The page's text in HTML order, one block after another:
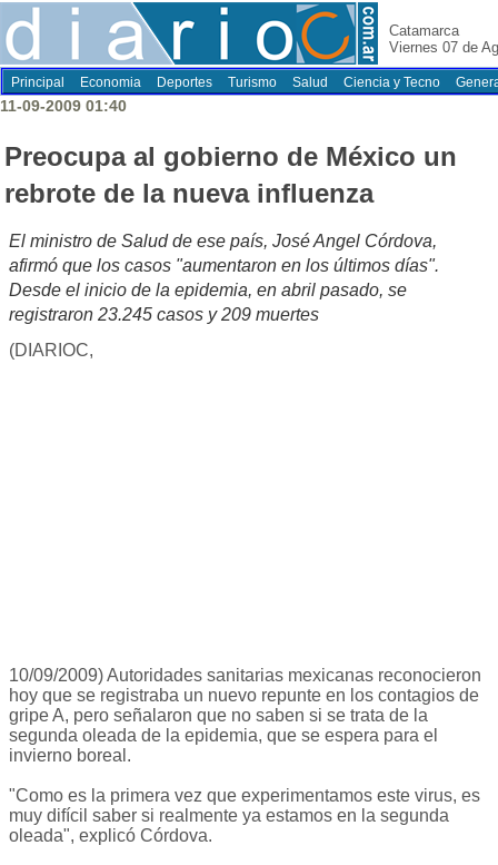
Catamarca
Viernes 07 de
Principal Economia Deportes Turismo Salud Ciencia y Tecno
11-09-2009 01:40
Preocupa al gobierno de México un
rebrote de la nueva influenza
El ministro de Salud de ese país, José Angel Córdova,
afirmó que los casos "aumentaron en los últimos días".
Desde el inicio de la epidemia, en abril pasado, se
registraron 23.245 casos y 209 muertes
(DIARIOC,
10/09/2009) Autoridades sanitarias mexicanas reconocieron
hoy que se registraba un nuevo repunte en los contagios de
gripe A, pero señalaron que no saben si se trata de la
segunda oleada de la epidemia, que se espera para el
invierno boreal.
"Como es la primera vez que experimentamos este virus, es
muy difícil saber si realmente ya estamos en la segunda
oleada", explicó Córdova.